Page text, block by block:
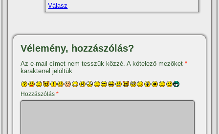
Válasz
Vélemény, hozzászólás?
Az e-mail címet nem tesszük közzé. A kötelező mezőket*
karakterrel jelöltük
Hozzászólás*